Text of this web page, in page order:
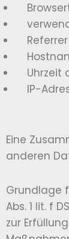
Referrer
Uhrzeit
IP-
Eine
anderen
Grundlage
Abs. 1 lit. f
zur